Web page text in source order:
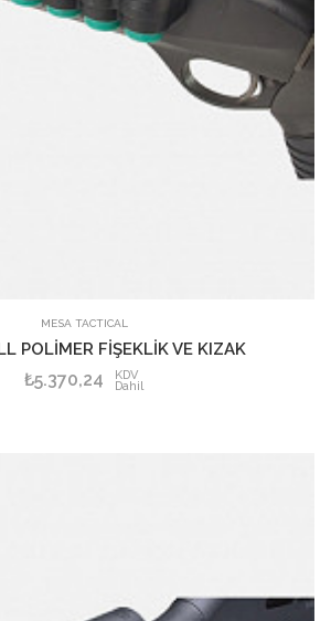
MESA TACTICAL
POLİMER FİŞEKLİK VE KIZAK
₺5.370,24 KDV
Dahil